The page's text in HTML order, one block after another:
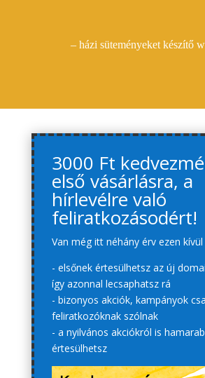
– házi süteményeket készítő
3000 Ft
első vásárlásra, a
hírlevélre való
feliratkozásodért!
Van még itt néhány érv ezen kívül
- elsőnek értesülhetsz az új
így azonnal lecsaphatsz rá
- bizonyos akciók, kampányok
feliratkozóknak szólnak
- a nyilvános akciókról is
értesülhetsz